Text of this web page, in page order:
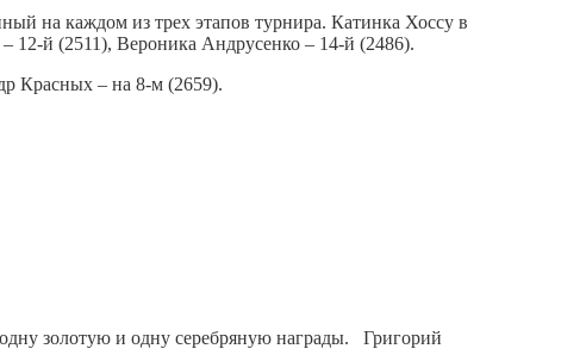
на каждом из трех этапов турнира. Катинка Хоссу в
12-й (2511), Вероника Андрусенко – 14-й (2486).
Красных – на 8-м (2659).
золотую и одну серебряную награды. Григорий